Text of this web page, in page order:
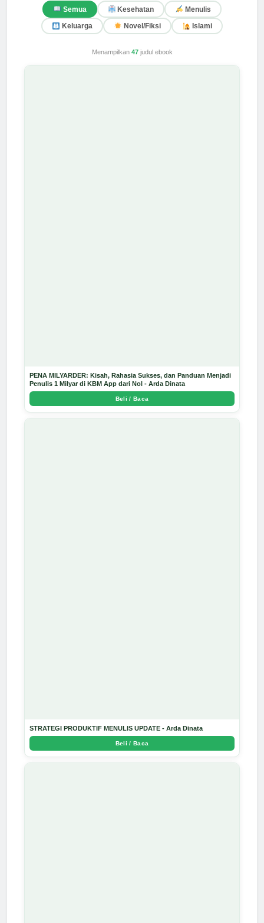
Semua Kesehatan Menulis
Keluarga Novel/Fiksi Islami
Menampilkan 47judul ebook
PENA MILYARDER: Kisah, Rahasia Sukses, dan Panduan Menjadi
Penulis 1 Milyar di KBM App dari Nol - Arda Dinata
Beli / Baca
STRATEGI PRODUKTIF MENULIS UPDATE - Arda Dinata
Beli / Baca